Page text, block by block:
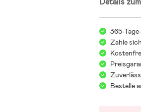
365-
Zahle
Bestelle